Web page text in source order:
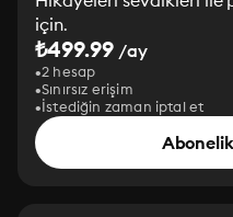
için.
₺499.99 /ay
2 hesap
Sınırsız erişim
İstediğin zaman iptal et